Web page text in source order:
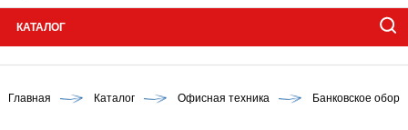
КАТАЛОГ
Главная Каталог Офисная техника Банковское